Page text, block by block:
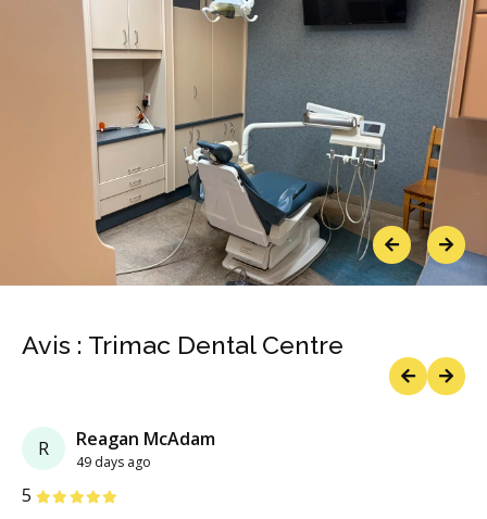
PreviousNext
Avis : Trimac Dental Centre
R Reagan McAdam
49 days ago
5 étoiles
étoiles
étoiles
étoiles
étoiles